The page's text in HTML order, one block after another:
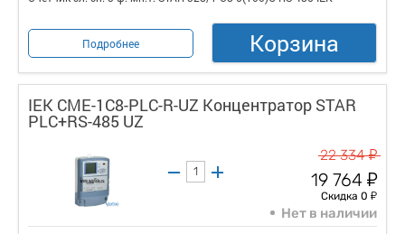
Подробнее Корзина
IEK CME-1C8-PLC-R-UZ Концентратор STAR
PLC+RS-485 UZ
22 334у
19 764 у
Скидка 0 у
Нет в наличии